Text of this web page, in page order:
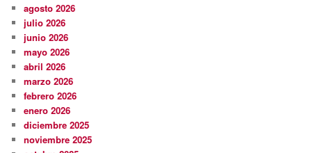
agosto 2026
julio 2026
junio 2026
mayo 2026
abril 2026
marzo 2026
febrero 2026
enero 2026
diciembre 2025
noviembre 2025